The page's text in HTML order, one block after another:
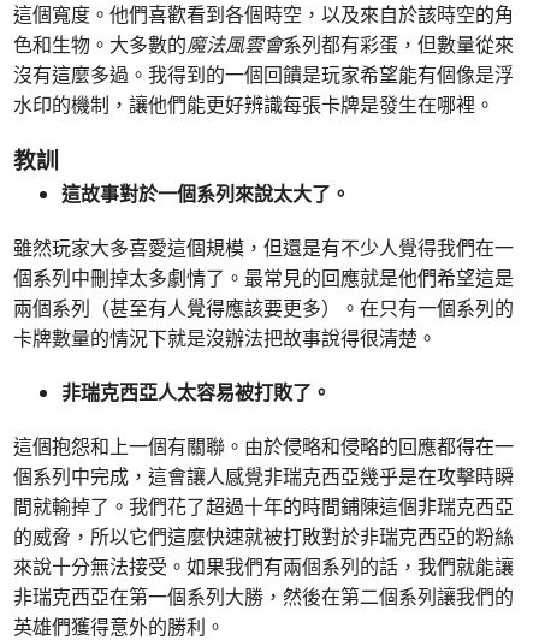
這個寬度。他們喜歡看到各個時空，以及來自於該時空的角
色和生物。大多數的魔法風雲會系列都有彩蛋，但數量從來
沒有這麼多過。我得到的一個回饋是玩家希望能有個像是浮
水印的機制，讓他們能更好辨識每張卡牌是發生在哪裡。
教訓
這故事對於一個系列來說太大了。
雖然玩家大多喜愛這個規模，但還是有不少人覺得我們在一
個系列中刪掉太多劇情了。最常見的回應就是他們希望這是
兩個系列（甚至有人覺得應該要更多）。在只有一個系列的
卡牌數量的情況下就是沒辦法把故事說得很清楚。
非瑞克西亞人太容易被打敗了。
這個抱怨和上一個有關聯。由於侵略和侵略的回應都得在一
個系列中完成，這會讓人感覺非瑞克西亞幾乎是在攻擊時瞬
間就輸掉了。我們花了超過十年的時間鋪陳這個非瑞克西亞
的威脅，所以它們這麼快速就被打敗對於非瑞克西亞的粉絲
來說十分無法接受。如果我們有兩個系列的話，我們就能讓
非瑞克西亞在第一個系列大勝，然後在第二個系列讓我們的
英雄們獲得意外的勝利。